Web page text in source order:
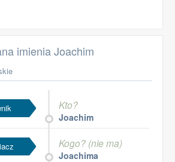
imienia Joachim
Kto?
Joachim
Kogo? (nie ma)
Joachima